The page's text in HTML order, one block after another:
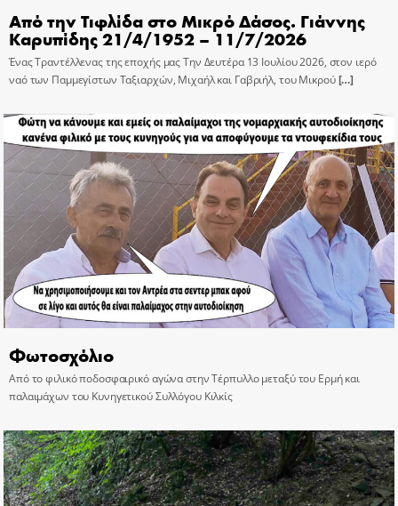
Από την Τιφλίδα στο Μικρό Δάσος. Γιάννης
Καρυπίδης 21/4/1952 – 11/7/2026
Ένας Τραντέλλενας της εποχής μας Την Δευτέρα 13 Ιουλίου 2026, στον ιερό
ναό των Παμμεγίστων Ταξιαρχών, Μιχαήλ και Γαβριήλ, του Μικρού[…]
Φωτοσχόλιο
Από το φιλικό ποδοσφαιρικό αγώνα στην Τέρπυλλο μεταξύ του Ερμή και
παλαιμάχων του Κυνηγετικού Συλλόγου Κιλκίς